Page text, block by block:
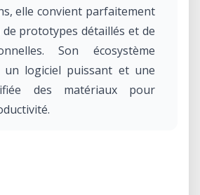
elle convient parfaitement
prototypes détaillés et de
Son écosystème
logiciel puissant et une
des matériaux pour